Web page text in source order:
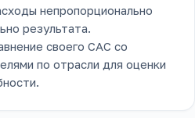
непропорционально
результата.
своего CAC со
по отрасли для оценки